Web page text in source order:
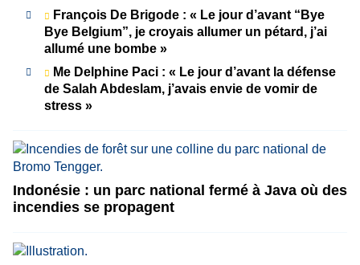
François De Brigode : « Le jour d’avant “Bye
Bye Belgium”, je croyais allumer un pétard, j’ai
allumé une bombe »
Me Delphine Paci : « Le jour d’avant la défense
de Salah Abdeslam, j’avais envie de vomir de
stress »
Indonésie : un parc national fermé à Java où des
incendies se propagent